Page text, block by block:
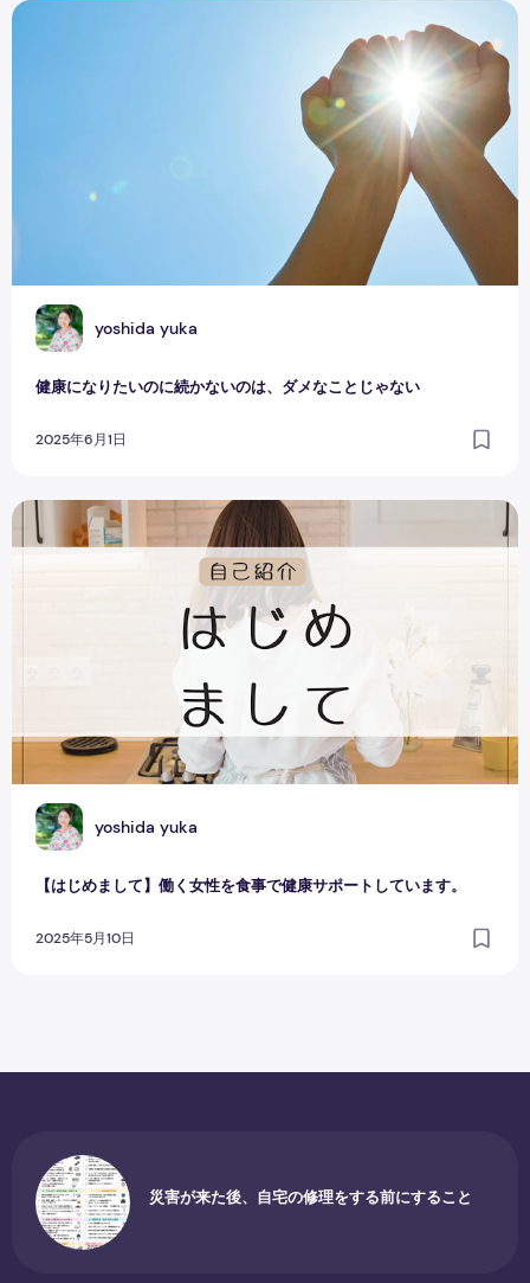
Y yoshida yuka
健康になりたいのに続かないのは、ダメなことじゃない
2025年6月1日
健康になりたいのに続かないのは、ダメなことじゃない
Y yoshida yuka
【はじめまして】働く女性を食事で健康サポートしています。
2025年5月10日
【はじめまして】働く女性を食事で健康サポートしています
災害が来た後、自宅の修理をする前にすること